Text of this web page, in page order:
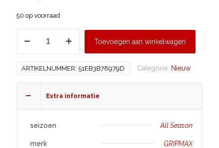
50 op voorraad
SUREGRIP
Toevoegen aan winkelwagen
ARTIKELNUMMER: 51EB3B78979D Categorie: Nieuw
Extra informatie
seizoen All Season
merk GRIPMAX